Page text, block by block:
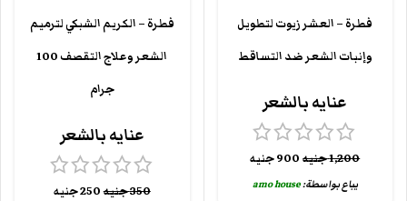
فطرة – العشر زيوت لتطويل
وإنبات الشعر ضد التساقط
عنايه بالشعر
1,200جنيه 900جنيه
يباع بواسطة:amo house
فطرة – الكريم الشبكي لترميم
الشعر وعلاج التقصف 100
جرام
عنايه بالشعر
350جنيه250جنيه